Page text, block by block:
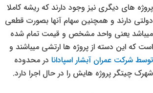
پروژه های دیگری نیز وجود دارند که ریشه کاملا
دولتی دارند و همچنین سهام آنها بصورت قطعی
میباشد یعنی واحد مشخص و قیمت تمام شده
است که این دسته از پروژه ها ارتشی میباشند و
توسط شرکت عمران آبشار اسپادانا در محدوده
شهرک چیتگر پروژه هایش را در حال اجرا دارد.